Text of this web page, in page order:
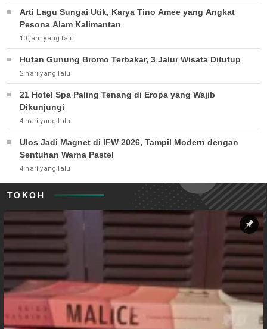
Arti Lagu Sungai Utik, Karya Tino Amee yang Angkat
Pesona Alam Kalimantan
10 jam yang lalu
Hutan Gunung Bromo Terbakar, 3 Jalur Wisata Ditutup
2 hari yang lalu
21 Hotel Spa Paling Tenang di Eropa yang Wajib
Dikunjungi
4 hari yang lalu
Ulos Jadi Magnet di IFW 2026, Tampil Modern dengan
Sentuhan Warna Pastel
4 hari yang lalu
TOKOH